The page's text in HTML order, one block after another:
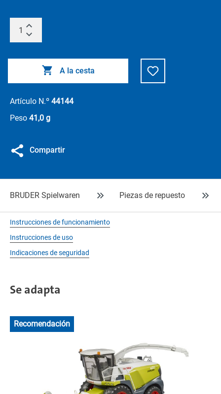
A la cesta
Artículo N.º 44144
Peso 41,0 g
Compartir
BRUDER Spielwaren Piezas de repuesto
Instrucciones de funcionamiento
Instrucciones de uso
Indicaciones de seguridad
Se adapta
Recomendación